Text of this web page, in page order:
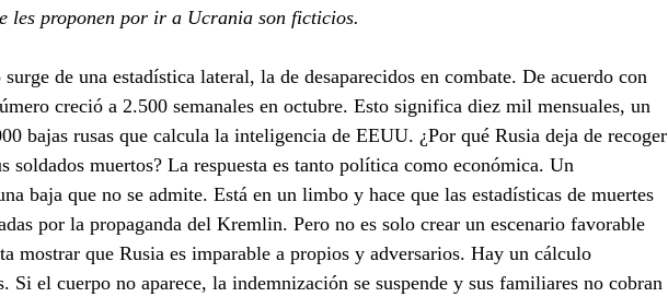
les proponen por ir a Ucrania son ficticios.
de una estadística lateral, la de desaparecidos en combate. De acuerdo con
creció a 2.500 semanales en octubre. Esto significa diez mil mensuales, un
bajas rusas que calcula la inteligencia de EEUU. ¿Por qué Rusia deja de recoger
soldados muertos? La respuesta es tanto política como económica. Un
baja que no se admite. Está en un limbo y hace que las estadísticas de muertes
por la propaganda del Kremlin. Pero no es solo crear un escenario favorable
mostrar que Rusia es imparable a propios y adversarios. Hay un cálculo
Si el cuerpo no aparece, la indemnización se suspende y sus familiares no cobran